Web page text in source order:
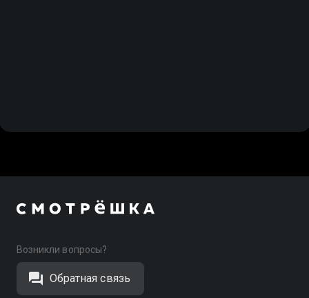
Возникли вопросы?
Обратная связь